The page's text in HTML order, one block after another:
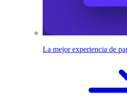
La mejor experiencia de